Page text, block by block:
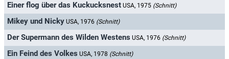
Einer flog über das Kuckucksnest USA, 1975 (Schnitt)
Mikey und Nicky USA, 1976 (Schnitt)
Der Supermann des Wilden Westens USA, 1976 (Schnitt)
Ein Feind des Volkes USA, 1978 (Schnitt)